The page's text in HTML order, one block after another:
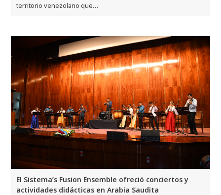
territorio venezolano que…
El Sistema’s Fusion Ensemble ofreció conciertos y
actividades didácticas en Arabia Saudita